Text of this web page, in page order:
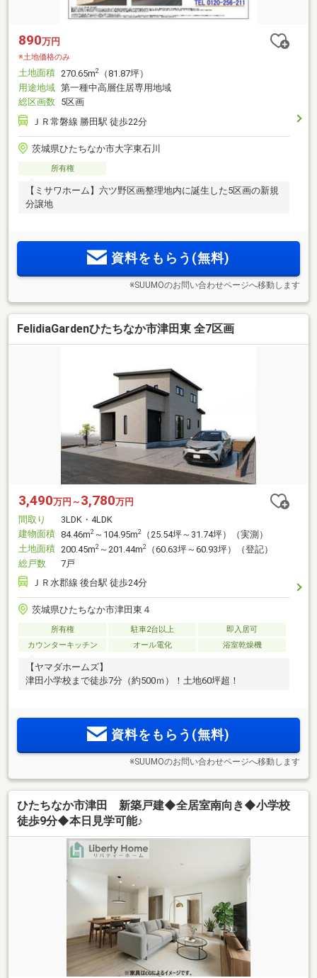
890万円
※土地価格のみ
土地面積 270.65m2
（81.87坪）
用途地域 第一種中高層住居専用地域
総区画数 5区画
ＪＲ常磐線 勝田駅 徒歩22分
茨城県ひたちなか市大字東石川
所有権
【ミサワホーム】六ツ野区画整理地内に誕生した5区画の新規
分譲地
資料をもらう(無料)
※SUUMOのお問い合わせページへ移動します
FelidiaGardenひたちなか市津田東 全7区画
3,490万円～ 3,780万円
間取り
3LDK・4LDK
建物面積 84.46m2 ～104.95m2
（25.54坪～31.74坪）（実測）
土地面積 200.45m2 ～201.44m2
（60.63坪～60.93坪）（登記）
総戸数
7戸
ＪＲ水郡線 後台駅 徒歩24分
茨城県ひたちなか市津田東４
所有権 駐車2台以上
即入居可
カウンターキッチン
オール電化 浴室乾燥機
【ヤマダホームズ】
津田小学校まで徒歩7分（約500ｍ）！土地60坪超！
資料をもらう(無料)
※SUUMOのお問い合わせページへ移動します
ひたちなか市津田 新築戸建◆全居室南向き◆小学校
徒歩9分◆本日見学可能♪